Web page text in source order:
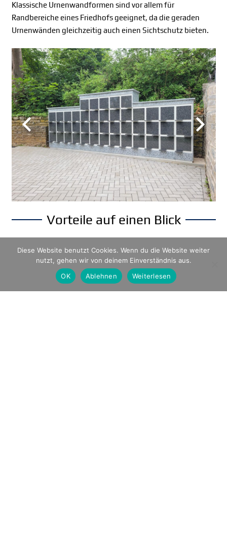
Klassische Urnenwandformen sind vor allem für
Randbereiche eines Friedhofs geeignet, da die geraden
Urnenwänden gleichzeitig auch einen Sichtschutz bieten.
Vorteile auf einen Blick
Verschraubungen
Kurze Montagezeiten vor Ort ohne Einsatz
Diese Website benutzt Cookies. Wenn du die Website weiter
nutzt, gehen wir von deinem Einverständnis aus.
OK
Ablehnen Weiterlesen